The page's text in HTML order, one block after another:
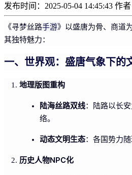
发布时间：2025-05-04 14:45:43 作
《寻梦丝路手游》以盛唐为骨、商道
其独特魅力：
一、世界观：盛唐气象下的
地理版图重构
陆海丝路双线：陆路以长
络。
动态文明生态：各国势力
历史人物NPC化